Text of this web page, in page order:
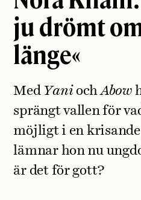
ju drömt
länge«
Med YaniochAbow
sprängt vallen för
möjligt i en krisande
lämnar hon nu
är det för gott?